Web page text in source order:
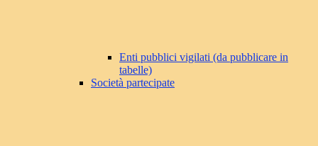
Enti pubblici vigilati (da pubblicare in
tabelle)
Società partecipate